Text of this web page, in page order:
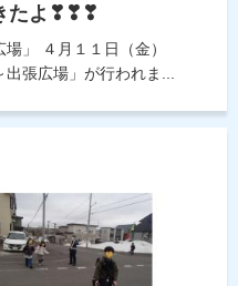
たよ❣❣❣
４月１１日（金）
張広場」が行われま...